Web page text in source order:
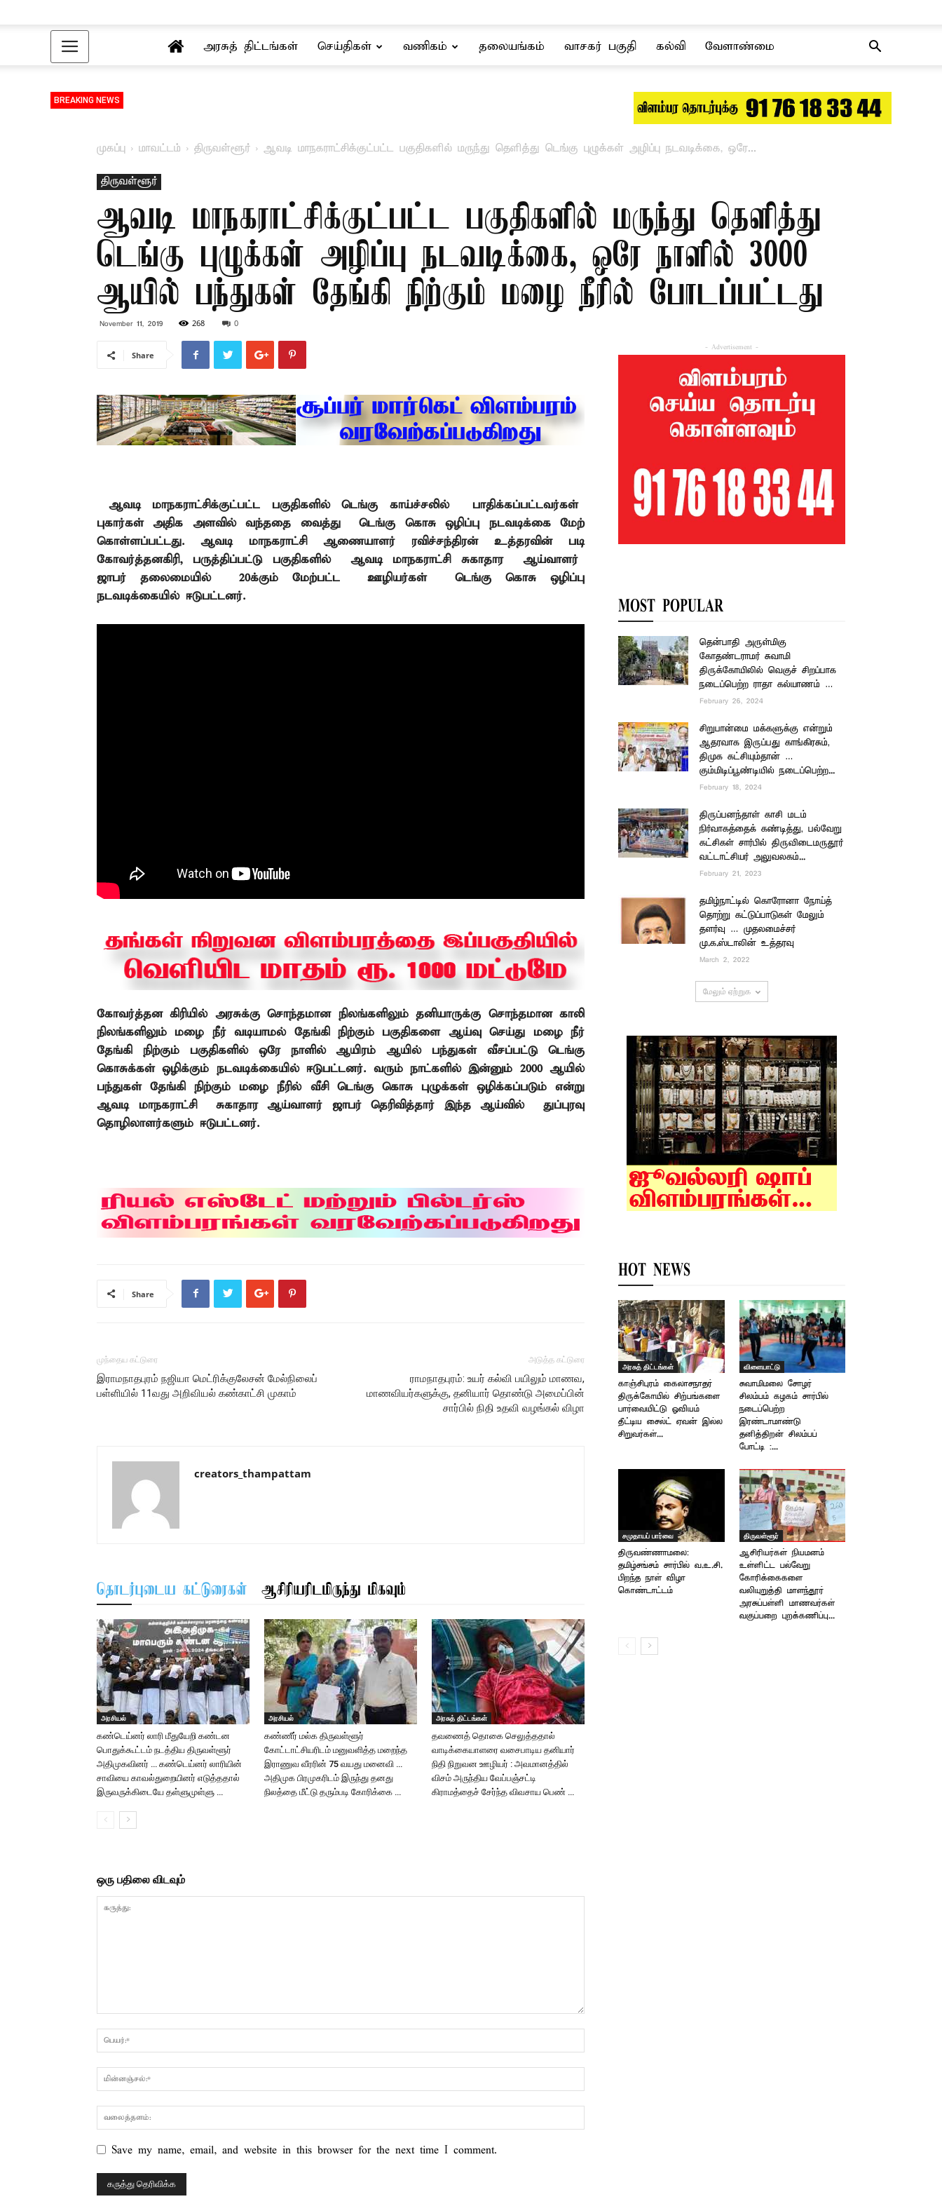
அரசுத் திட்டங்கள் செய்திகள் வணிகம் தலையங்கம் வாசகர் பகுதி கல்வி வேளாண்மை
BREAKING NEWS
முகப்பு மாவட்டம் திருவள்ளூர் ஆவடி மாநகராட்சிக்குட்பட்ட பகுதிகளில் மருந்து தெளித்து டெங்கு புழுக்கள் அழிப்பு நடவடிக்கை, ஒரே...
திருவள்ளூர்
ஆவடி மாநகராட்சிக்குட்பட்ட பகுதிகளில் மருந்து தெளித்து
டெங்கு புழுக்கள் அழிப்பு நடவடிக்கை, ஒரே நாளில் 3000
ஆயில் பந்துகள் தேங்கி நிற்கும் மழை நீரில் போடப்பட்டது
November 11, 2019 268 0
Share
ஆவடி மாநகராட்சிக்குட்பட்ட பகுதிகளில் டெங்கு காய்ச்சலில்
பாதிக்கப்பட்டவர்கள்
புகார்கள் அதிக அளவில் வந்ததை வைத்து
டெங்கு கொசு ஒழிப்பு நடவடிக்கை மேற்
கொள்ளப்பட்டது. ஆவடி மாநகராட்சி ஆணையாளர் ரவிச்சந்திரன் உத்தரவின் படி
கோவர்த்தனகிரி,
பருத்திப்பட்டு பகுதிகளில் ஆவடி மாநகராட்சி சுகாதார
ஆய்வாளர்
ஜாபர் தலைமையில்20க்கும் மேற்பட்ட ஊழியர்கள்
டெங்கு கொசு ஒழிப்பு
நடவடிக்கையில் ஈடுபட்டனர்.
கோவர்த்தன கிரியில் அரசுக்கு சொந்தமான நிலங்களிலும் தனியாருக்கு சொந்தமான காலி
நிலங்களிலும் மழை நீர் வடியாமல் தேங்கி நிற்கும் பகுதிகளை ஆய்வு செய்து மழை நீர்
தேங்கி நிற்கும் பகுதிகளில் ஒரே நாளில் ஆயிரம் ஆயில் பந்துகள் வீசப்பட்டு டெங்கு
கொசுக்கள் ஒழிக்கும் நடவடிக்கையில் ஈடுபட்டனர். வரும் நாட்களில் இன்னும் 2000 ஆயில்
பந்துகள் தேங்கி நிற்கும் மழை நீரில் வீசி டெங்கு கொசு புழுக்கள் ஒழிக்கப்படும் என்று
ஆவடி மாநகராட்சி
சுகாதார ஆய்வாளர் ஜாபர் தெரிவித்தார் இந்த ஆய்வில்
துப்புரவு
தொழிலாளர்களும் ஈடுபட்டனர்.
Share
முந்தைய கட்டுரை
இராமநாதபுரம் நஜியா மெட்ரிக்குலேசன் மேல்நிலைப்
பள்ளியில் 11வது அறிவியல் கண்காட்சி முகாம்
அடுத்த கட்டுரை
ராமநாதபுரம்: உயர் கல்வி பயிலும் மாணவ,
மாணவியர்களுக்கு, தனியார் தொண்டு அமைப்பின்
சார்பில் நிதி உதவி வழங்கல் விழா
creators_thampattam
தொடர்புடைய கட்டுரைகள் ஆசிரியரிடமிருந்து மிகவும்
அரசியல்
கண்டெய்னர் லாரி மீதுயேறி கண்டன
பொதுக்கூட்டம் நடத்திய திருவள்ளூர்
அதிமுகவினர் … கண்டெய்னர் லாரியின்
சாவியை காவல்துறையினர் எடுத்ததால்
இருவருக்கிடையே தள்ளுமுள்ளு …
அரசியல்
கண்ணீர் மல்க திருவள்ளூர்
கோட்டாட்சியரிடம் மனுவளித்த மறைந்த
இராணுவ வீரரின் 75 வயது மனைவி …
அதிமுக பிரமுகரிடம் இருந்து தனது
நிலத்தை மீட்டு தரும்படி கோரிக்கை …
அரசுத் திட்டங்கள்
தவணைத் தொகை செலுத்ததால்
வாடிக்கையாளரை வசைபாடிய தனியார்
நிதி நிறுவன ஊழியர் : அவமானத்தில்
விசம் அருந்திய வேப்பஞ்சட்டி
கிராமத்தைச் சேர்ந்த விவசாய பெண் …
ஒரு பதிலை விடவும்
Save my name, email, and website in this browser for the next time I comment.
- Advertisement -
MOST POPULAR
தென்பாதி அருள்மிகு
கோதண்டராமர் சுவாமி
திருக்கோயிலில் வெகுச் சிறப்பாக
நடைப்பெற்ற ராதா கல்யாணம் …
February 26, 2024
சிறுபான்மை மக்களுக்கு என்றும்
ஆதரவாக இருப்பது காங்கிரசும்,
திமுக கட்சியும்தான் …
கும்மிடிப்பூண்டியில் நடைப்பெற்ற...
February 18, 2024
திருப்பனந்தாள் காசி மடம்
நிர்வாகத்தைக் கண்டித்து, பல்வேறு
கட்சிகள் சார்பில் திருவிடைமருதூர்
வட்டாட்சியர் அலுவலகம்...
February 21, 2023
தமிழ்நாட்டில் கொரோனா நோய்த்
தொற்று கட்டுப்பாடுகள் மேலும்
தளர்வு … முதலமைச்சர்
மு.க.ஸ்டாலின் உத்தரவு
March 2, 2022
மேலும் ஏற்றுக
HOT NEWS
அரசுத் திட்டங்கள்
காஞ்சிபுரம் கைலாசநாதர்
திருக்கோயில் சிற்பங்களை
பார்வையிட்டு ஓவியம்
தீட்டிய சைல்ட் ஏவன் இல்ல
சிறுவர்கள்...
விளையாட்டு
சுவாமிமலை சோழர்
சிலம்பம் கழகம் சார்பில்
நடைப்பெற்ற
இரண்டாமாண்டு
தனித்திறன் சிலம்பப்
போட்டி :...
சமுதாயப் பார்வை
திருவண்ணாமலை:
தமிழ்சங்சம் சார்பில் வ.உ.சி.
பிறந்த நாள் விழா
கொண்டாட்டம்
திருவள்ளூர்
ஆசிரியர்கள் நியமனம்
உள்ளிட்ட பல்வேறு
கோரிக்கைகளை
வலியுறுத்தி மாளந்தூர்
அரசுப்பள்ளி மாணவர்கள்
வகுப்பறை புறக்கணிப்பு...